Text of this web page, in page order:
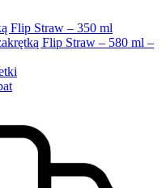
Flip Straw – 350 ml
Flip Straw – 580 ml –